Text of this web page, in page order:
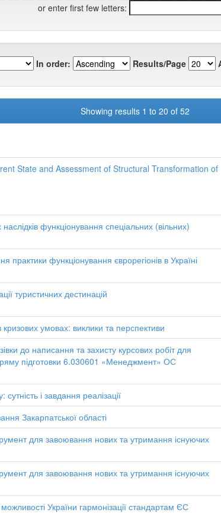
or enter first few letters:
In order: Results/Page
Showing results 1 to 20 of 52
State and Assessment of Structural Transformation of
функціонування спеціальних (вільних)
практики функціонування єврорегіонів в Україні
туристичних дестинацій
умовах: виклики та перспективи
до написання та захисту курсових робіт для
підготовки 6.030601 «Менеджмент» ОС
і завдання реалізації
Закарпатської області
для завоювання нових та утримання існуючих
для завоювання нових та утримання існуючих
України гармонізації стандартам ЄС